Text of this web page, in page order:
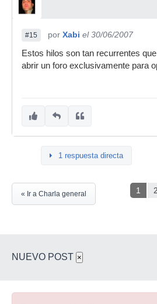
#15 por Xabi el 30/06/2007
Estos hilos son tan recurrentes
abrir un foro exclusivamente para
1 respuesta directa
1 2
« Ir a Charla general
NUEVO POST ×